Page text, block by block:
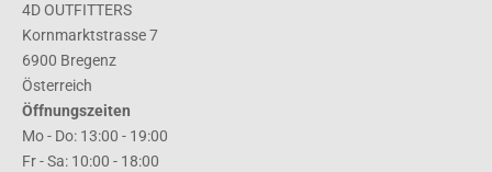
4D OUTFITTERS
Kornmarktstrasse 7
6900 Bregenz
Österreich
Öffnungszeiten
Mo - Do: 13:00 - 19:00
Fr - Sa: 10:00 - 18:00